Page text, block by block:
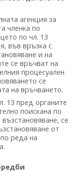
агенция за
членка по
по чл. 13
във връзка с
и на
се връчват на
процесуален
се
на връчването.
13 пред органите
поискана по
се
от
реда на